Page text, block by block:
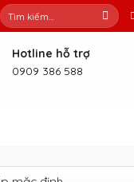
Tìm
kiếm:
Hotline hỗ trợ
0909 386 588